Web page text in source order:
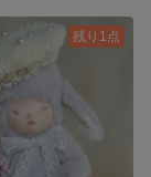
残り1点